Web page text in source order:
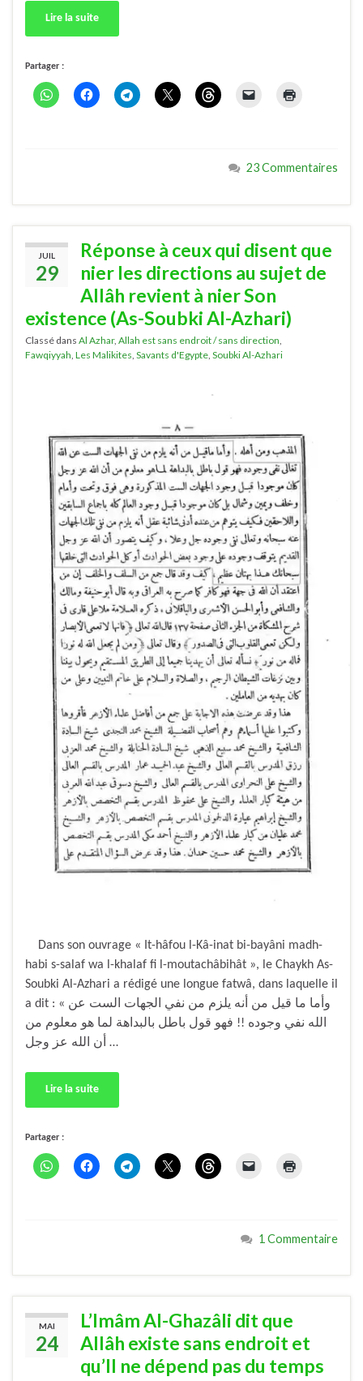
Lire la suite
Partager :
23 Commentaires
JUIL
29
Réponse à ceux qui disent que
nier les directions au sujet de
Allâh revient à nier Son
existence (As-Soubki Al-Azhari)
Classé dans Al Azhar, Allah est sans endroit / sans direction
Fawqiyyah Les Malikites Savants d'Egypte Soubki Al-Azhari
Dans son ouvrage « It-hâfou l-Kâ-inat bi-bayâni madh-
habi s-salaf wa l-khalaf fi l-moutachâbihât », le Chaykh As-
Soubki Al-Azhari a rédigé une longue fatwâ, dans laquelle il
a dit : « وأما ما قيل من أنه يلزم من نفي الجهات الست عن
الله نفي وجوده !! فهو قول باطل بالبداهة لما هو معلوم من
أن الله عز وجل …
Lire la suite
Partager :
1 Commentaire
MAI
24
L’Imâm Al-Ghazâli dit que
Allâh existe sans endroit et
qu’Il ne dépend pas du temps